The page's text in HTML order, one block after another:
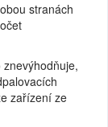
stranách
zařízení ze